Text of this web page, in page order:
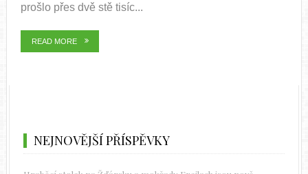
prošlo přes dvě stě tisíc...
READ MORE
NEJNOVĚJŠÍ PŘÍSPĚVKY